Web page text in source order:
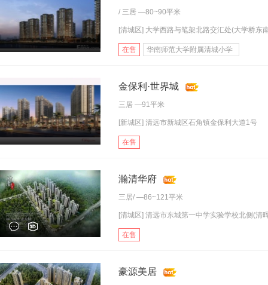
/ 三居 —80~90平米
[清城区] 大学西路与笔架北路交汇处(大学桥东
在售 华南师范大学附属清城小学
金保利·世界城
三居 —91平米
[新城区] 清远市新城区石角镇金保利大道1号
在售
瀚清华府
三居/ —86~121平米
[清城区] 清远市东城第一中学实验学校北侧(清
在售
豪源美居